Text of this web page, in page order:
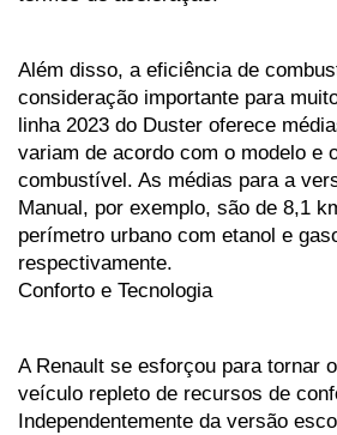
Além disso, a eficiência de
consideração importante para
linha 2023 do Duster oferece
variam de acordo com o modelo e
combustível. As médias para a
Manual, por exemplo, são de 8,1
perímetro urbano com etanol e
respectivamente.
Conforto e Tecnologia
A Renault se esforçou para tornar
veículo repleto de recursos de
Independentemente da versão